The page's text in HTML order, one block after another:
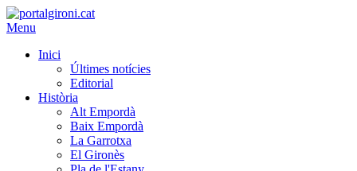
Menu
Inici
Últimes notícies
Editorial
Història
Alt Empordà
Baix Empordà
La Garrotxa
El Gironès